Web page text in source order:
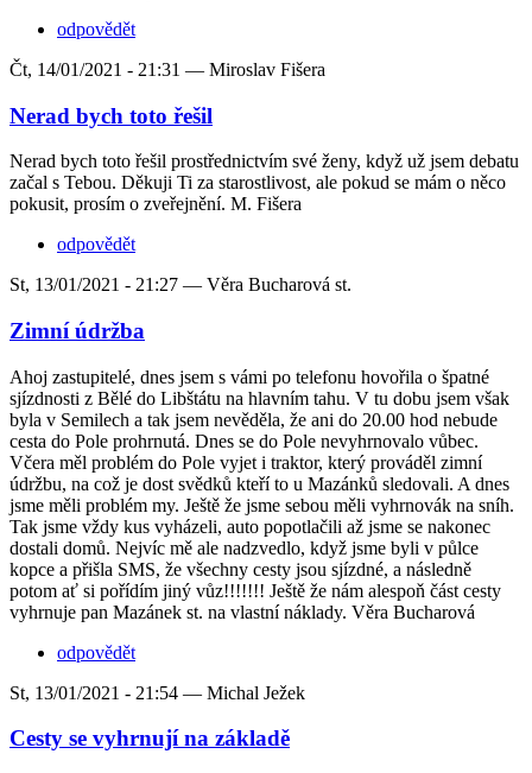
odpovědět
Čt, 14/01/2021 - 21:31 — Miroslav Fišera
Nerad bych toto řešil
Nerad bych toto řešil prostřednictvím své ženy, když už jsem debatu
začal s Tebou. Děkuji Ti za starostlivost, ale pokud se mám o něco
pokusit, prosím o zveřejnění. M. Fišera
odpovědět
St, 13/01/2021 - 21:27 — Věra Bucharová st.
Zimní údržba
Ahoj zastupitelé, dnes jsem s vámi po telefonu hovořila o špatné
sjízdnosti z Bělé do Libštátu na hlavním tahu. V tu dobu jsem však
byla v Semilech a tak jsem nevěděla, že ani do 20.00 hod nebude
cesta do Pole prohrnutá. Dnes se do Pole nevyhrnovalo vůbec.
Včera měl problém do Pole vyjet i traktor, který prováděl zimní
údržbu, na což je dost svědků kteří to u Mazánků sledovali. A dnes
jsme měli problém my. Ještě že jsme sebou měli vyhrnovák na sníh.
Tak jsme vždy kus vyházeli, auto popotlačili až jsme se nakonec
dostali domů. Nejvíc mě ale nadzvedlo, když jsme byli v půlce
kopce a přišla SMS, že všechny cesty jsou sjízdné, a následně
potom ať si pořídím jiný vůz!!!!!!! Ještě že nám alespoň část cesty
vyhrnuje pan Mazánek st. na vlastní náklady. Věra Bucharová
odpovědět
St, 13/01/2021 - 21:54 — Michal Ježek
Cesty se vyhrnují na základě